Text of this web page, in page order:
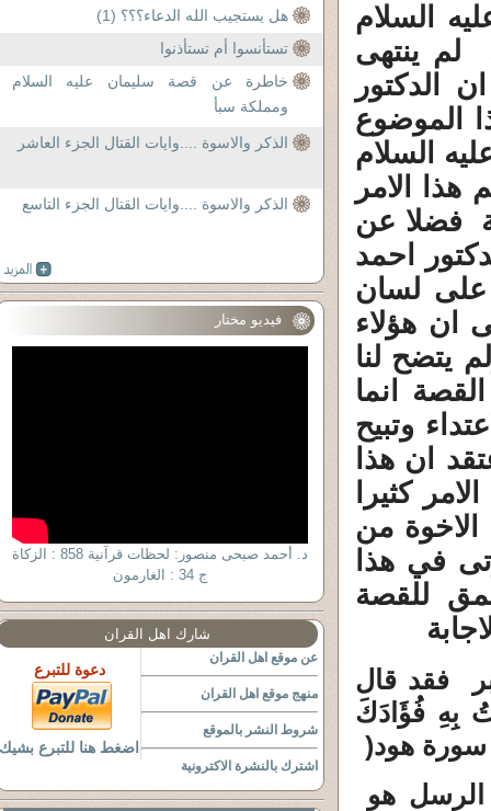
السلام
لم ينتهى
الدكتور
الموضوع
السلام
الامر
فضلا عن
احمد
على لسان
ان هؤلاء
يتضح لنا
انما
وتبيح
ان هذا
كثيرا
من
في هذا
للقصة
فقد قال
بِهِ فُؤَادَكَ
هود)
هو
هل يستجيب الله الدعاء؟؟؟ (1)
تستأنسوا أم تستأذنوا
خاطرة عن قصة سليمان عليه السلام
ومملكة سبأ
الذكر والاسوة ....وايات القتال الجزء العاشر
الذكر والاسوة ....وايات القتال الجزء التاسع
فيديو مختار
د. أحمد صبحى منصور: لحظات قرآنية 858 : الزكاة
ج 34 : الغارمون
شارك اهل القران
عن موقع اهل القران
منهج موقع اهل القران
شروط النشر بالموقع
اشترك بالنشرة الاكترونية
دعوة للتبرع
اضغط هنا للتبرع بشيك